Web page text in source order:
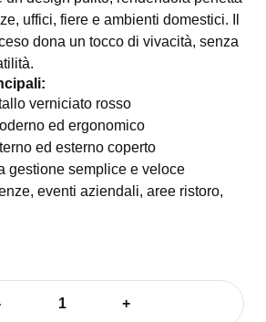
uffici, fiere e ambienti domestici. Il
dona un tocco di vivacità, senza
verniciato rosso
ed ergonomico
ed esterno coperto
gestione semplice e veloce
eventi aziendali, aree ristoro,
Sedia
+